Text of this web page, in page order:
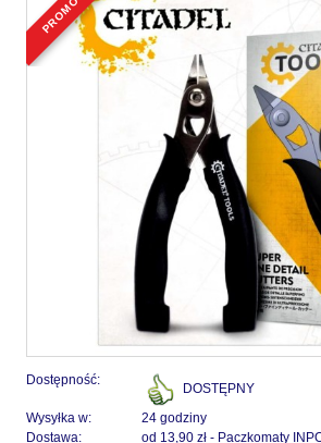
Dostępność:
DOSTĘPNY
Wysyłka w:
24 godziny
Dostawa:
od 13,90 zł - Paczkomaty